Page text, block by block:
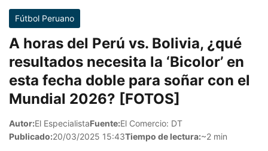
Fútbol Peruano
A horas del Perú vs. Bolivia, ¿qué
resultados necesita la ‘Bicolor’ en
esta fecha doble para soñar con el
Mundial 2026? [FOTOS]
Autor:El EspecialistaFuente:El Comercio: DT
Publicado:20/03/2025 15:43Tiempo de lectura:~2 min